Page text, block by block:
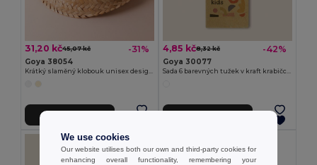
31,20 kč45,07 kč -31%
Goya 38054
Krátký slaměný klobouk unisex design JAMAICA
Přidat do košíku
4,85 kč8,32 kč -42%
Goya 30077
Sada 6 barevných tužek v kraft krabičce KRAFT
We use cookies
Our website utilises both our own and third-party cookies for
enhancing overall functionality, remembering your